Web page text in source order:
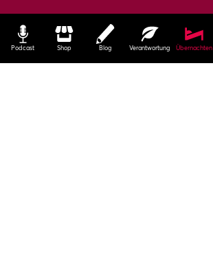
Podcast Shop Blog Verantwortung Übernachten